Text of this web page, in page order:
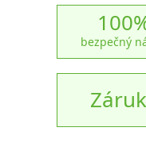
bezpečný